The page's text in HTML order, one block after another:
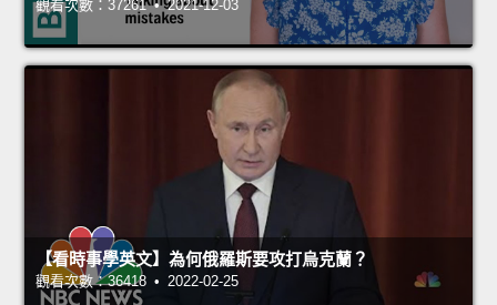
觀看次數：37261 • 2021-12-03
【看時事學英文】為何俄羅斯要攻打烏克蘭？
觀看次數：36418 • 2022-02-25